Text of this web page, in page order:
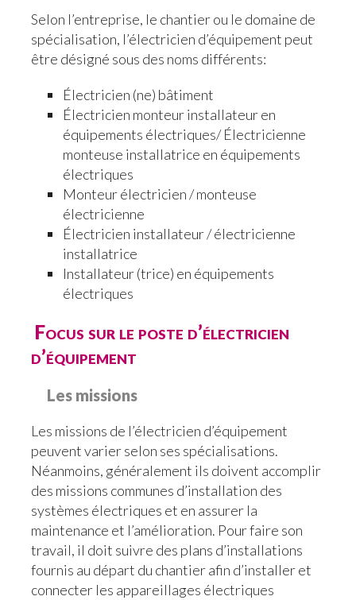
Selon l’entreprise, le chantier ou le domaine de
spécialisation, l’électricien d’équipement peut
être désigné sous des noms différents:
Électricien (ne) bâtiment
Électricien monteur installateur en
équipements électriques/ Électricienne
monteuse installatrice en équipements
électriques
Monteur électricien / monteuse
électricienne
Électricien installateur / électricienne
installatrice
Installateur (trice) en équipements
électriques
Focus sur le poste d’électricien
d’équipement
Les missions
Les missions de l’électricien d’équipement
peuvent varier selon ses spécialisations.
Néanmoins, généralement ils doivent accomplir
des missions communes d’installation des
systèmes électriques et en assurer la
maintenance et l’amélioration. Pour faire son
travail, il doit suivre des plans d’installations
fournis au départ du chantier afin d’installer et
connecter les appareillages électriques